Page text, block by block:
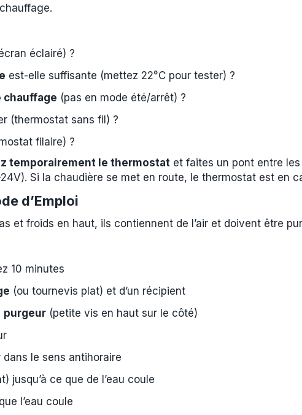
éclairé) ?
est-elle suffisante (mettez 22°C pour tester) ?
chauffage (pas en mode été/arrêt) ?
(thermostat sans fil) ?
filaire) ?
temporairement le thermostat et faites un pont entre
Si la chaudière se met en route, le thermostat est en
d’Emploi
et froids en haut, ils contiennent de l’air et doivent être
10 minutes
(ou tournevis plat) et d’un récipient
purgeur (petite vis en haut sur le côté)
dans le sens antihoraire
jusqu’à ce que de l’eau coule
l’eau coule